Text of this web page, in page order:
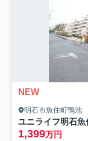
NEW
明石市魚住町鴨池
ユニライフ明石
1,399万円